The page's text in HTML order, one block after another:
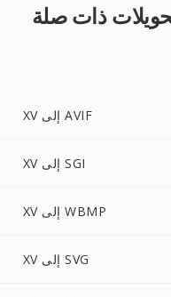
ذات صلة
XV إلى AVIF
XV إلى SGI
XV إلى WBMP
XV إلى SVG